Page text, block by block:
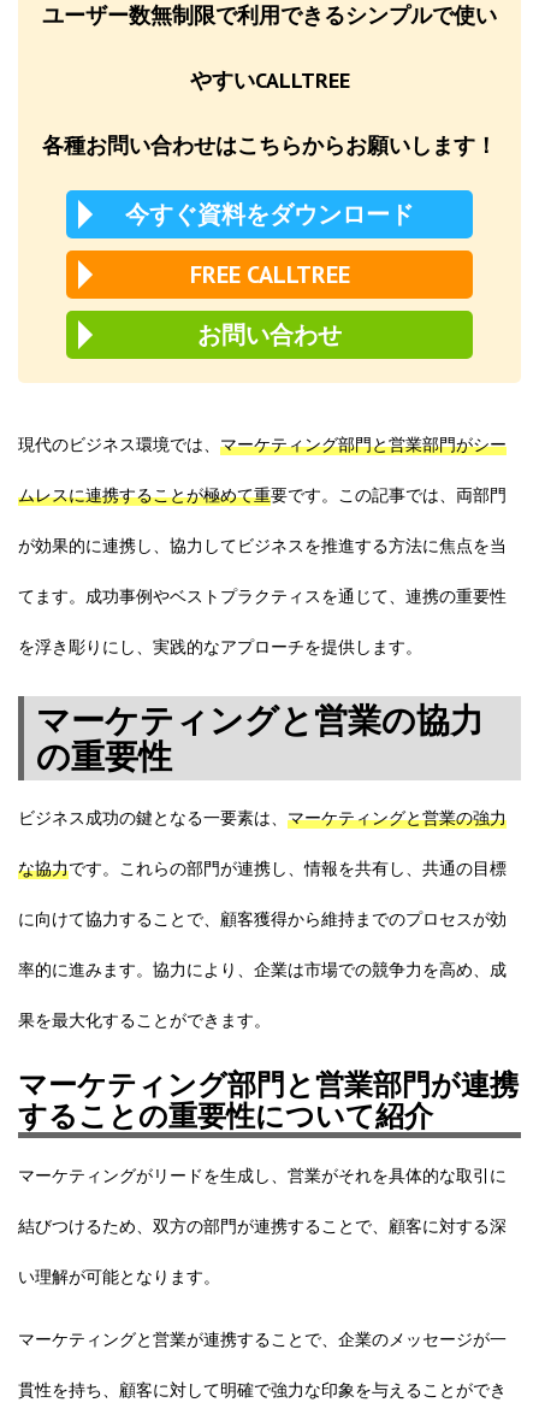
ユーザー数無制限で利用できるシンプルで使い
やすいCALLTREE
各種お問い合わせはこちらからお願いします！
今すぐ資料をダウンロード
FREE CALLTREE
お問い合わせ
現代のビジネス環境では、 マーケティング部門と営業部門がシー
ムレスに連携することが極めて重要です。この記事では、両部門
が効果的に連携し、協力してビジネスを推進する方法に焦点を当
てます。成功事例やベストプラクティスを通じて、連携の重要性
を浮き彫りにし、実践的なアプローチを提供します。
マーケティングと営業の協力
の重要性
ビジネス成功の鍵となる一要素は、 マーケティングと営業の強力
な協力です。これらの部門が連携し、情報を共有し、共通の目標
に向けて協力することで、顧客獲得から維持までのプロセスが効
率的に進みます。協力により、企業は市場での競争力を高め、成
果を最大化することができます。
マーケティング部門と営業部門が連携
することの重要性について紹介
マーケティングがリードを生成し、営業がそれを具体的な取引に
結びつけるため、双方の部門が連携することで、顧客に対する深
い理解が可能となります。
マーケティングと営業が連携することで、企業のメッセージが一
貫性を持ち、顧客に対して明確で強力な印象を与えることができ